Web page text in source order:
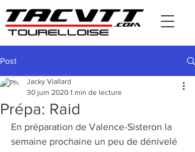
Post
Prépa: Raid
Jacky Viallard
30 juin 2020 1 min de lecture
En préparation de Valence-Sisteron la
semaine prochaine un peu de dénivelé